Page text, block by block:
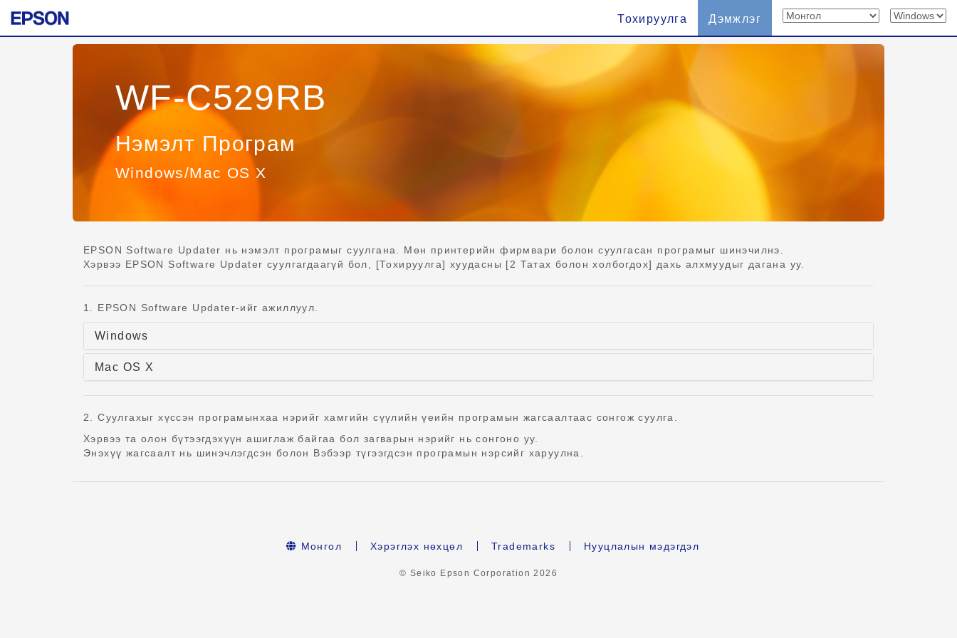
Тохируулга Дэмжлэг
WF-C529RB
Нэмэлт Програм
Windows/Mac OS X
EPSON Software Updater нь нэмэлт програмыг суулгана. Мөн принтерийн фирмвари болон суулгасан програмыг шинэчилнэ.
Хэрвээ EPSON Software Updater суулгагдаагүй бол, [Тохируулга] хуудасны [2 Татах болон холбогдох] дахь алхмуудыг дагана уу.
1. EPSON Software Updater-ийг ажиллуул.
Windows
Mac OS X
2. Суулгахыг хүссэн програмынхаа нэрийг хамгийн сүүлийн үеийн програмын жагсаалтаас сонгож суулга.
Хэрвээ та олон бүтээгдэхүүн ашиглаж байгаа бол загварын нэрийг нь сонгоно уу.
Энэхүү жагсаалт нь шинэчлэгдсэн болон Вэбээр түгээгдсэн програмын нэрсийг харуулна.
Монгол Хэрэглэх нөхцөл Trademarks Нууцлалын мэдэгдэл
© Seiko Epson Corporation2026